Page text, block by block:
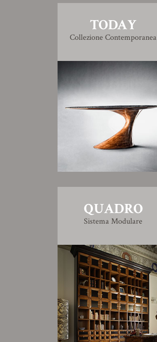
TODAY
Collezione Contemporanea
QUADRO
Sistema Modulare